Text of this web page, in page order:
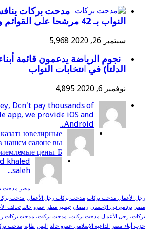
مدحت بركات
النواب بـ 42 مرشحا على القوائم و60 للفردي
سبتمبر 26, 2020 5,968
نجوم الرياضة يدعمون قائمة
الدلتا) في انتخابات النواب
نوفمبر 6, 2020
4,895
Don't pay thousands of
app, we provide iOS and
Android...
ювелирные
нашем салоне вы
цены. Б...
khaled
saleh...
مصر مدحت
رجل الأعمال مدحت بركات مدحت بركات رجل الأعمال مدحت
مصر
برنامج نبي الإحسان رمضان تيسير مطر عمرو خالد تحالف
بركات، رجل الأعمال مدحت بركات، مدحت بركات، مدحت بركات
حزب أبناء مصر
الداعية الإسلامي عمرو خالد اليمن طابة مدحت